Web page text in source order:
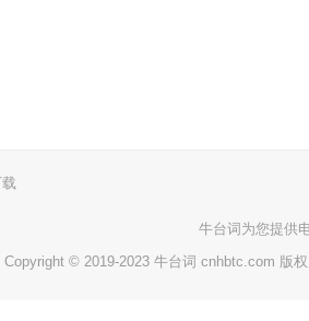
牛台词 为您提供
Copyright © 2019-2023 牛台词 cnhbtc.com 版